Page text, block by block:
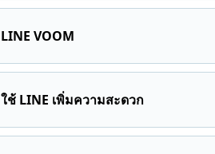
LINE VOOM
ใช้ LINE เพิ่มความสะดวก